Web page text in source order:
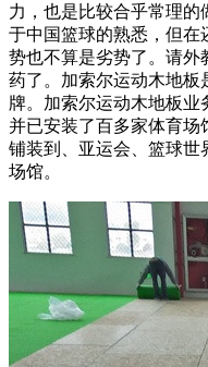
力，也是比较合乎常理
于中国篮球的熟悉，但在
势也不算是劣势了。请外
药了。加索尔运动木地板
牌。加索尔运动木地板业
并已安装了百多家体育场
铺装到、亚运会、篮球
场馆。